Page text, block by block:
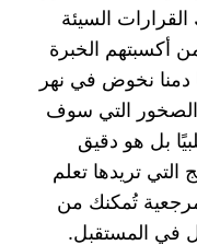
السيئة
من أكسبتهم الخبرة
دمنا نخوض في نهر
الصخور التي سوف
بل هو دقيق
تريدها تعلم
تُمكنك من
في المستقبل.